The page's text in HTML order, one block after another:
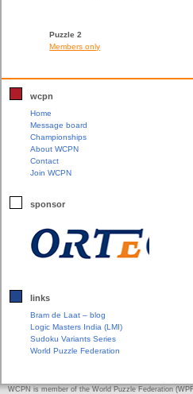
Puzzle 2
Members only
wcpn
Home
Message board
Championships
About WCPN
Contact
Join WCPN
sponsor
links
Bram de Laat – blog
Logic Masters India (LMI)
Sudoku Variants Series
World Puzzle Federation
WCPN is member of the World Puzzle Federation